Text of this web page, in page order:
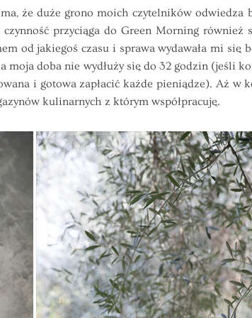
że duże grono moich czytelników odwiedza
przyciąga do Green Morning również
od jakiegoś czasu i sprawa wydawała mi się
doba nie wydłuży się do 32 godzin (jeśli
i gotowa zapłacić każde pieniądze). Aż w
kulinarnych z którym współpracuję.